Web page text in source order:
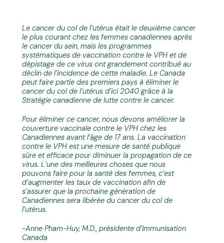
Le cancer du col de l’utérus était le deuxième cancer
le plus courant chez les femmes canadiennes après
le cancer du sein, mais les programmes
systématiques de vaccination contre le VPH et de
dépistage de ce virus ont grandement contribué au
déclin de l’incidence de cette maladie. Le Canada
peut faire partie des premiers pays à éliminer le
cancer du col de l’utérus d’ici 2040 grâce à la
Stratégie canadienne de lutte contre le cancer.
Pour éliminer ce cancer, nous devons améliorer la
couverture vaccinale contre le VPH chez les
Canadiennes avant l’âge de 17 ans. La vaccination
contre le VPH est une mesure de santé publique
sûre et efficace pour diminuer la propagation de ce
virus. L’une des meilleures choses que nous
pouvons faire pour la santé des femmes, c’est
d’augmenter les taux de vaccination afin de
s’assurer que la prochaine génération de
Canadiennes sera libérée du cancer du col de
l’utérus.
-Anne Pham-Huy, M.D., présidente d’Immunisation
Canada